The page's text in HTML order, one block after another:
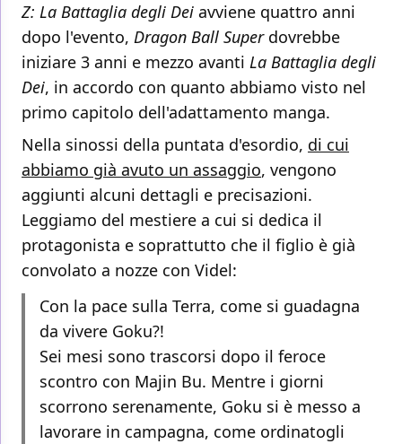
Z: La Battaglia degli Dei avviene quattro anni
dopo l'evento, Dragon Ball Superdovrebbe
iniziare 3 anni e mezzo avanti La Battaglia degli
Dei, in accordo con quanto abbiamo visto nel
primo capitolo dell'adattamento manga.
Nella sinossi della puntata d'esordio, di cui
abbiamo già avuto un assaggio, vengono
aggiunti alcuni dettagli e precisazioni.
Leggiamo del mestiere a cui si dedica il
protagonista e soprattutto che il figlio è già
convolato a nozze con Videl:
Con la pace sulla Terra, come si guadagna
da vivere Goku?!
Sei mesi sono trascorsi dopo il feroce
scontro con Majin Bu. Mentre i giorni
scorrono serenamente, Goku si è messo a
lavorare in campagna, come ordinatogli